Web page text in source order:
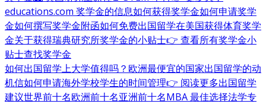
educations.com 奖学金的信息如何获得奖学金如何申请奖学
金如何撰写奖学金附函如何免费出国留学在美国获得体育奖学
金关于获得瑞典研究所奖学金的小贴士👉 查看所有奖学金小
贴士查找奖学金
如何出国留学上大学值得吗？ 欧洲最便宜的国家出国留学的动
机信如何申请海外学校学生的时间管理👉 阅读更多出国留学
建议世界前十名欧洲前十名亚洲前十名MBA 最佳选择法学专